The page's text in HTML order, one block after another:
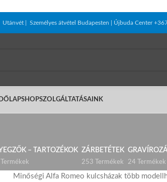
Utánvét | Személyes átvétel Budapesten | Újbuda Center
SHOPSZOLGÁLTATÁSAINK
– TARTOZÉKOK ZÁRBETÉTEK
253 Termékek 24 Termékek
Minőségi Alfa Romeo kulcsházak több